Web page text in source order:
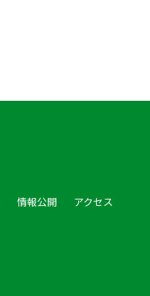
情報公開 アクセス